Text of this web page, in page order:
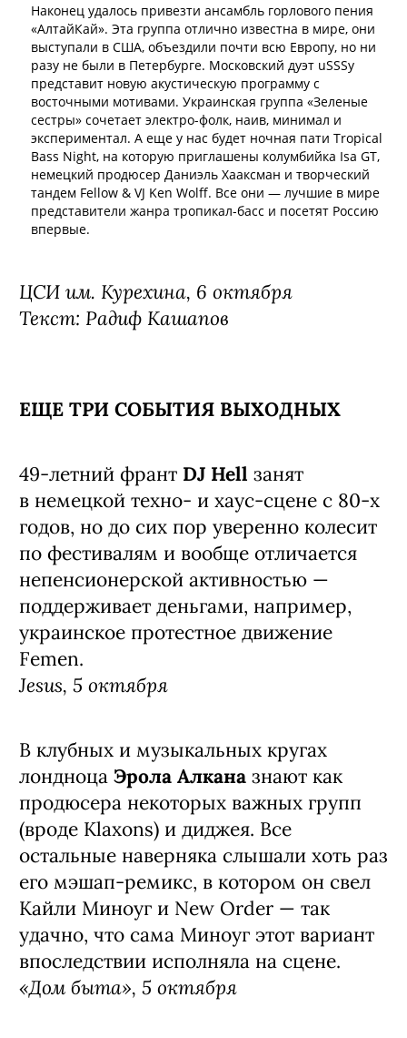
Наконец удалось привезти ансамбль горлового пения
«АлтайКай». Эта группа отлично известна в мире, они
выступали в США, объездили почти всю Европу, но ни
разу не были в Петербурге. Московский дуэт uSSSy
представит новую акустическую программу с
восточными мотивами. Украинская группа «Зеленые
сестры» сочетает электро-фолк, наив, минимал и
экспериментал. А еще у нас будет ночная пати Tropical
Bass Night, на которую приглашены колумбийка Isa GT,
немецкий продюсер Даниэль Хааксман и творческий
тандем Fellow & VJ Ken Wolff. Все они — лучшие в мире
представители жанра тропикал-басс и посетят Россию
впервые.
ЦСИ им. Курехина, 6 октября
Текст: Радиф Кашапов
ЕЩЕ ТРИ СОБЫТИЯ ВЫХОДНЫХ
49-летний франт DJ Hell занят
в немецкой техно- и хаус-сцене с 80-х
годов, но до сих пор уверенно колесит
по фестивалям и вообще отличается
непенсионерской активностью —
поддерживает деньгами, например,
украинское протестное движение
Femen.
Jesus, 5 октября
В клубных и музыкальных кругах
лондноца Эрола Алкана знают как
продюсера некоторых важных групп
(вроде Klaxons) и диджея. Все
остальные наверняка слышали хоть раз
его мэшап-ремикс, в котором он свел
Кайли Миноуг и New Order — так
удачно, что сама Миноуг этот вариант
впоследствии исполняла на сцене.
«Дом быта», 5 октября